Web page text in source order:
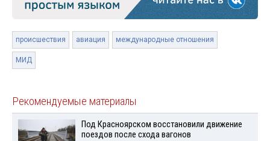
происшествия авиация международные отношения
МИД
Рекомендуемые материалы
Под Красноярском восстановили движение
поездов после схода вагонов